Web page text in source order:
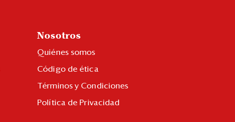
Nosotros
Quiénes somos
Código de ética
Términos y Condiciones
Política de Privacidad